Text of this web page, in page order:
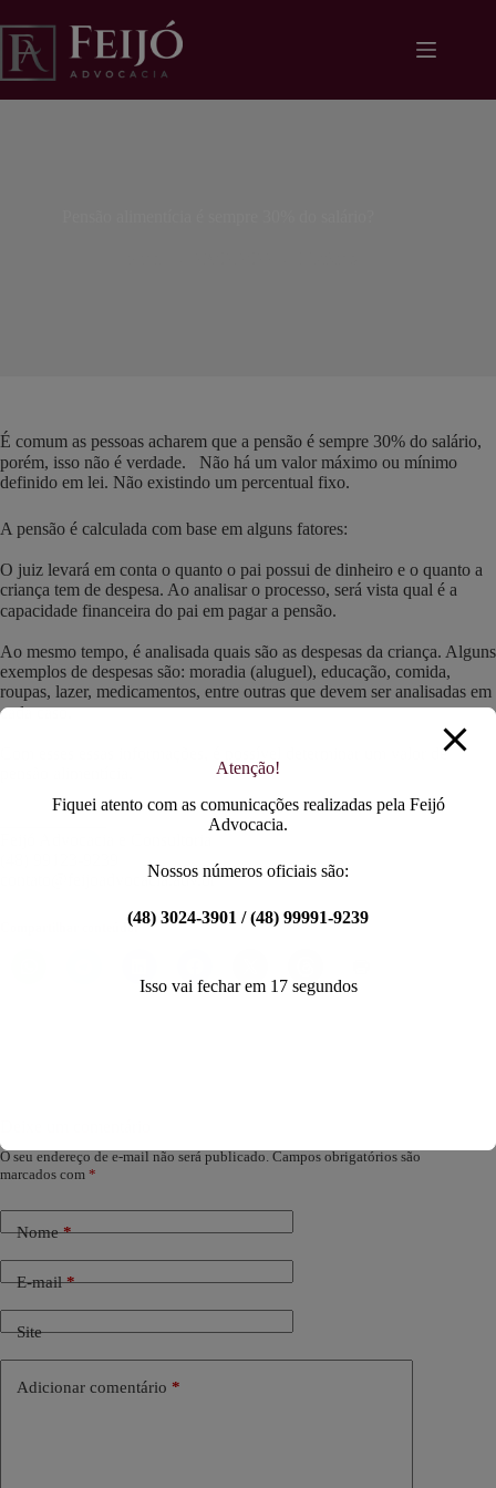
para
conteúdo
É comum as pessoas acharem que a pensão é sempre 30% do salário,
porém, isso não é verdade.⠀Não há um valor máximo ou mínimo
definido em lei. Não existindo um percentual fixo.
A pensão é calculada com base em alguns fatores:
O juiz levará em conta o quanto o pai possui de dinheiro e o quanto a
criança tem de despesa. Ao analisar o processo, será vista qual é a
capacidade financeira do pai em pagar a pensão.⠀
Ao mesmo tempo, é analisada quais são as despesas da criança. Alguns
exemplos de despesas são: moradia (aluguel), educação, comida,
roupas, lazer, medicamentos, entre outras que devem ser analisadas em
cada caso.⠀
Com esses essas informações, é possível determinar um valor de
____________
contato@feijoadvocacia.adv.br
Compartilhar conteúdo:
O seu endereço de e-mail não será publicado. Campos obrigatórios são
marcados com *
Nome*
E-mail*
Site
Adicionar comentário *
Atenção!
Fiquei atento com as comunicações realizadas pela Feijó
Advocacia.
Nossos números oficiais são:
(48) 3024-3901 / (48) 99991-9239
Isso vai fechar em 16segundos